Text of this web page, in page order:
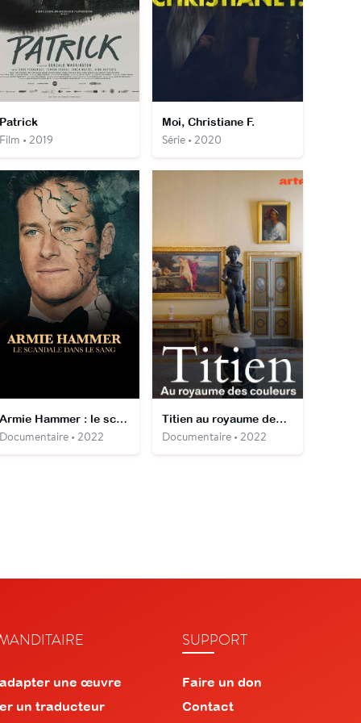
• 2019
Moi, Christiane F.
Série • 2020
Armie Hammer : le scandale dans le sang
• 2022
Titien au royaume des couleurs
Documentaire • 2022
une œuvre
un traducteur
SUPPORT
Faire un don
Contact